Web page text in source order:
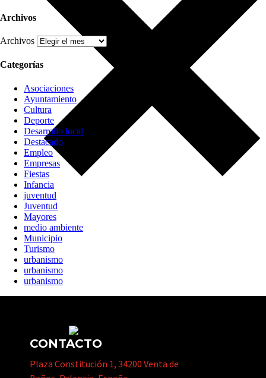
Archivos
Archivos
Categorías
Asociaciones
Ayuntamiento
Cultura
Deporte
Desarrollo local
Destacado
Empleo
Empresas
Fiestas
Infancia
juventud
Juventud
Mayores
medio ambiente
Municipio
Turismo
urbanismo
urbanismo
urbanismo
CONTACTO
Plaza Constitución 1, 34200 Venta de